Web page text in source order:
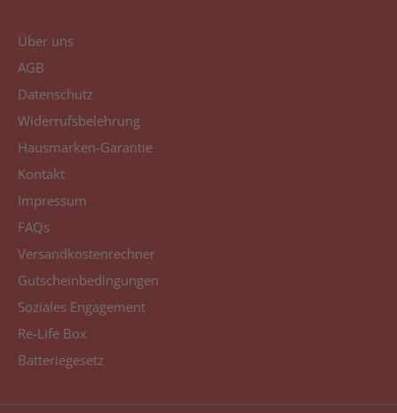
Über uns
AGB
Datenschutz
Widerrufsbelehrung
Hausmarken-Garantie
Kontakt
Impressum
FAQs
Versandkostenrechner
Gutscheinbedingungen
Soziales Engagement
Re-Life Box
Batteriegesetz